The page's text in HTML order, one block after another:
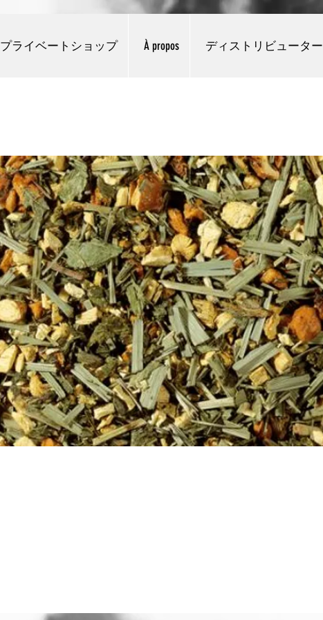
プライベートショップ À propos ディストリビューター